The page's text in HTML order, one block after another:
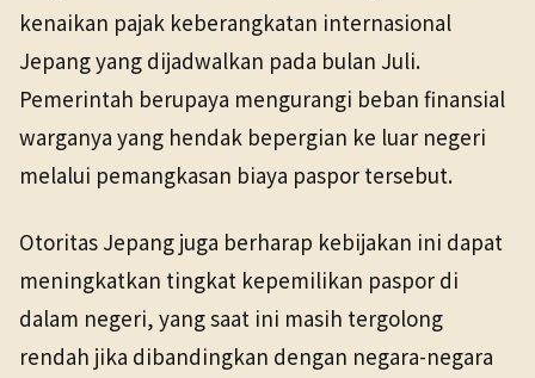
kenaikan pajak keberangkatan internasional
Jepang yang dijadwalkan pada bulan Juli.
Pemerintah berupaya mengurangi beban finansial
warganya yang hendak bepergian ke luar negeri
melalui pemangkasan biaya paspor tersebut.
Otoritas Jepang juga berharap kebijakan ini dapat
meningkatkan tingkat kepemilikan paspor di
dalam negeri, yang saat ini masih tergolong
rendah jika dibandingkan dengan negara-negara